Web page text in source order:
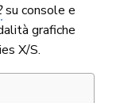
su console e
grafiche
X/S.